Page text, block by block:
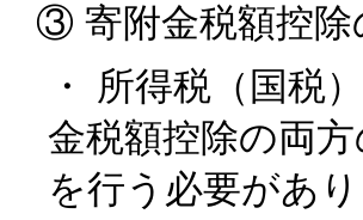
③ 寄附金税額控除
・ 所得税（国税
金税額控除の両
を行う必要があり